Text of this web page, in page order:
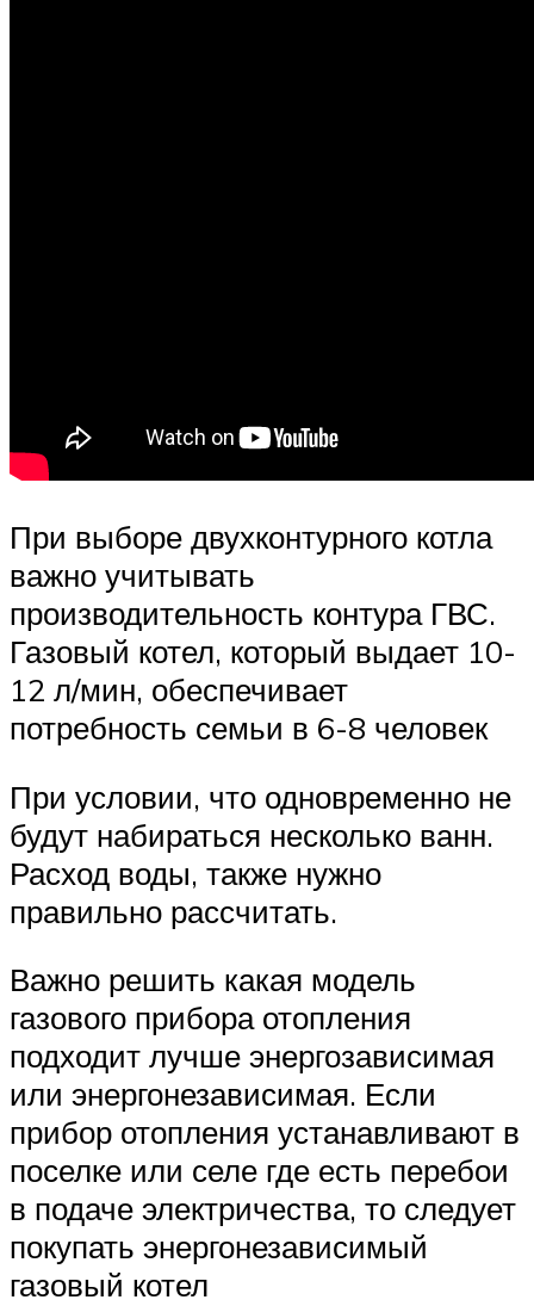
При выборе двухконтурного котла
важно учитывать
производительность контура ГВС.
Газовый котел, который выдает 10-
12 л/мин, обеспечивает
потребность семьи в 6-8 человек
При условии, что одновременно не
будут набираться несколько ванн.
Расход воды, также нужно
правильно рассчитать.
Важно решить какая модель
газового прибора отопления
подходит лучше энергозависимая
или энергонезависимая. Если
прибор отопления устанавливают в
поселке или селе где есть перебои
в подаче электричества, то следует
покупать энергонезависимый
газовый котел